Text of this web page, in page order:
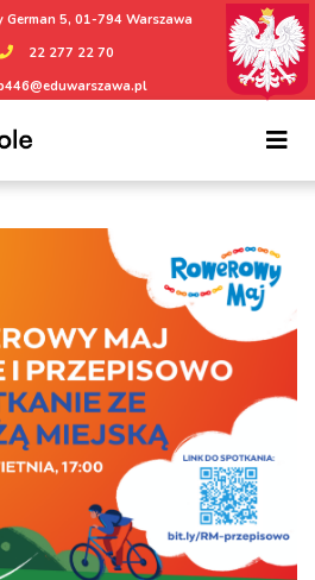
German 5, 01-794 Warszawa
22 277 22 70